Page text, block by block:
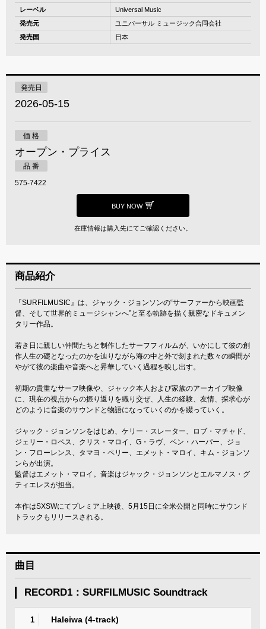
レーベル
Universal Music
発売元
ユニバーサル ミュージック合同会社
発売国
日本
発売日
2026-05-15
価 格
オープン・プライス
品 番
575-7422
BUY NOW
在庫情報は購入先にてご確認ください。
商品紹介
『SURFILMUSIC』は、ジャック・ジョンソンの“サーファーから映画監
督、そして世界的ミュージシャンへ”と至る軌跡を描く親密なドキュメン
タリー作品。
若き日に親しい仲間たちと制作したサーフフィルムが、いかにして彼の創
作人生の礎となったのかを辿りながら海の中と外で刻まれた数々の瞬間が
やがて彼の楽曲や音楽へと昇華していく過程を映し出す。
初期の貴重なサーフ映像や、ジャック本人および家族のアーカイブ映像
に、現在の視点からの振り返りを織り交ぜ、人生の経験、友情、探求心が
どのように音楽のサウンドと物語になっていくのかを綴っていく。
ジャック・ジョンソンをはじめ、ケリー・スレーター、ロブ・マチャド、
ジェリー・ロペス、クリス・マロイ、G・ラヴ、ベン・ハーパー、ジョ
ン・フローレンス、タマヨ・ペリー、エメット・マロイ、キム・ジョンソ
ンらが出演。
監督はエメット・マロイ。音楽はジャック・ジョンソンとエルマノス・グ
ティエレスが担当。
本作はSXSWにてプレミア上映後、5月15日に全米公開と同時にサウンド
トラックもリリースされる。
曲目
RECORD1：SURFILMUSIC Soundtrack
1 Haleiwa (4-track)